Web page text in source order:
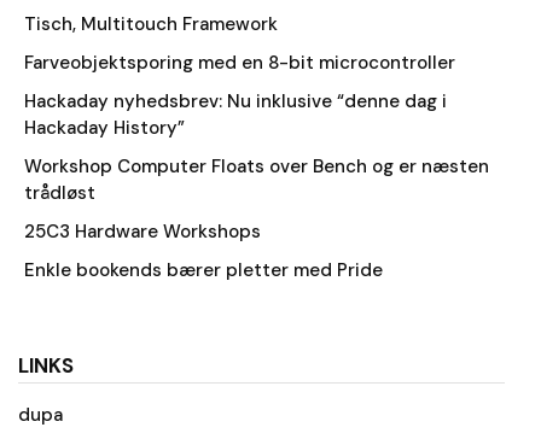
Tisch, Multitouch Framework
Farveobjektsporing med en 8-bit microcontroller
Hackaday nyhedsbrev: Nu inklusive “denne dag i
Hackaday History”
Workshop Computer Floats over Bench og er næsten
trådløst
25C3 Hardware Workshops
Enkle bookends bærer pletter med Pride
LINKS
dupa